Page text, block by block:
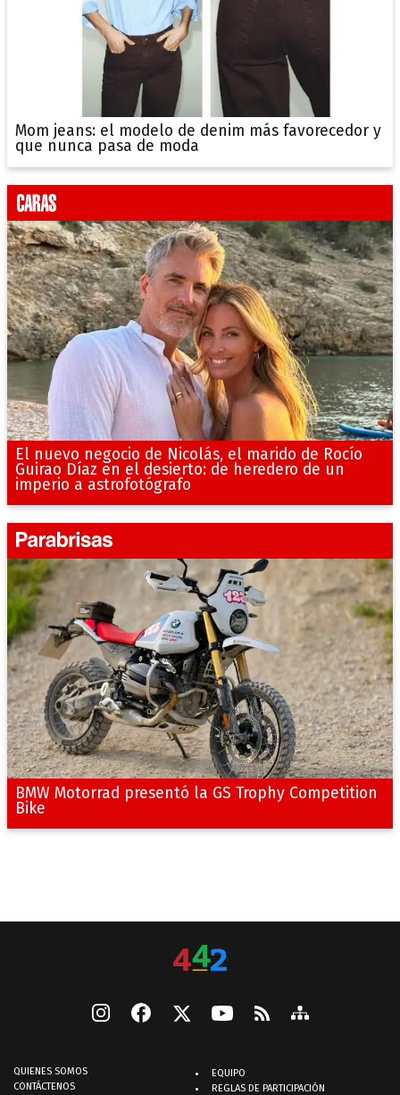
Mom jeans: el modelo de denim más favorecedor y
que nunca pasa de moda
El nuevo negocio de Nicolás, el marido de Rocío
Guirao Díaz en el desierto: de heredero de un
imperio a astrofotógrafo
BMW Motorrad presentó la GS Trophy Competition
Bike
QUIENES SOMOS
CONTÁCTENOS
EQUIPO
REGLAS DE PARTICIPACIÓN